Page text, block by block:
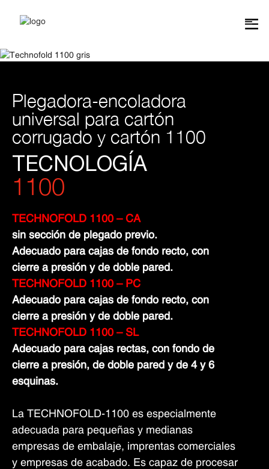
Plegadora-encoladora
universal para cartón
corrugado y cartón 1100
TECNOLOGÍA
1100
TECHNOFOLD 1100 – CA
sin sección de plegado previo.
Adecuado para cajas de fondo recto, con
cierre a presión y de doble pared.
TECHNOFOLD 1100 – PC
Adecuado para cajas de fondo recto, con
cierre a presión y de doble pared.
TECHNOFOLD 1100 – SL
Adecuado para cajas rectas, con fondo de
cierre a presión, de doble pared y de 4 y 6
esquinas.
La TECHNOFOLD-1100 es especialmente
adecuada para pequeñas y medianas
empresas de embalaje, imprentas comerciales
y empresas de acabado. Es capaz de procesar